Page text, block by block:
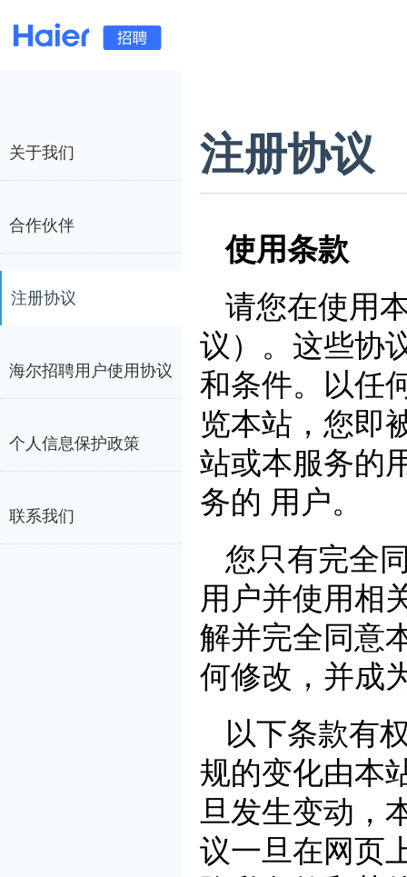
关于我们
合作伙伴
注册协议
海尔招聘用户使用协议
个人信息保护政策
联系我们
注册协议
使用条款
请您在使用
议）。这些协
和条件。以任
览本站，您即
站或本服务的
务的 用户。
您只有完全
用户并使用相
解并完全同意
何修改，并成
以下条款有
规的变化由本
旦发生变动，
议一旦在网页